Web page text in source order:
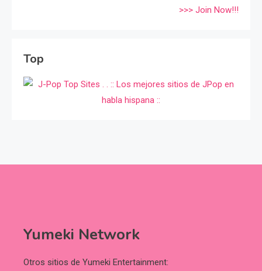
>>> Join Now!!!
Top
Yumeki Network
Otros sitios de Yumeki Entertainment: